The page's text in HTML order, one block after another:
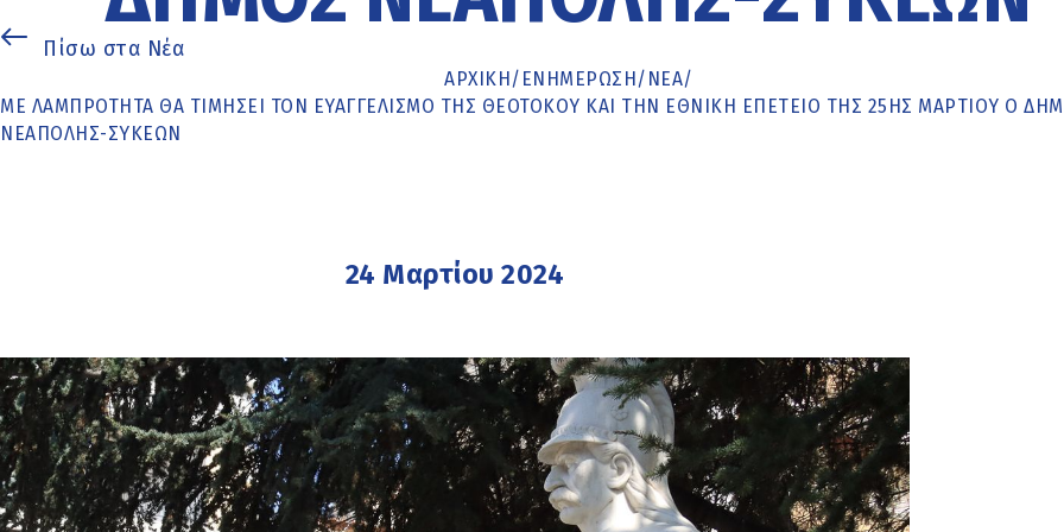
Πίσω στα Νέα
ΑΡΧΙΚΉ/ ΕΝΗΜΈΡΩΣΗ/ ΝΕΑ/
ΜΕ ΛΑΜΠΡΌΤΗΤΑ ΘΑ ΤΙΜΉΣΕΙ ΤΟΝ ΕΥΑΓΓΕΛΙΣΜΌ ΤΗΣ ΘΕΟΤΌΚΟΥ ΚΑΙ ΤΗΝ ΕΘΝΙΚΉ ΕΠΈΤΕΙΟ ΤΗΣ 25ΗΣ ΜΑΡΤΊΟΥ Ο
ΝΕΆΠΟΛΗΣ-ΣΥΚΕΏΝ
24 Μαρτίου 2024